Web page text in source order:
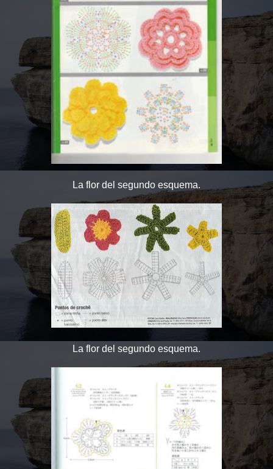
La flor del segundo esquema.
La flor del segundo esquema.